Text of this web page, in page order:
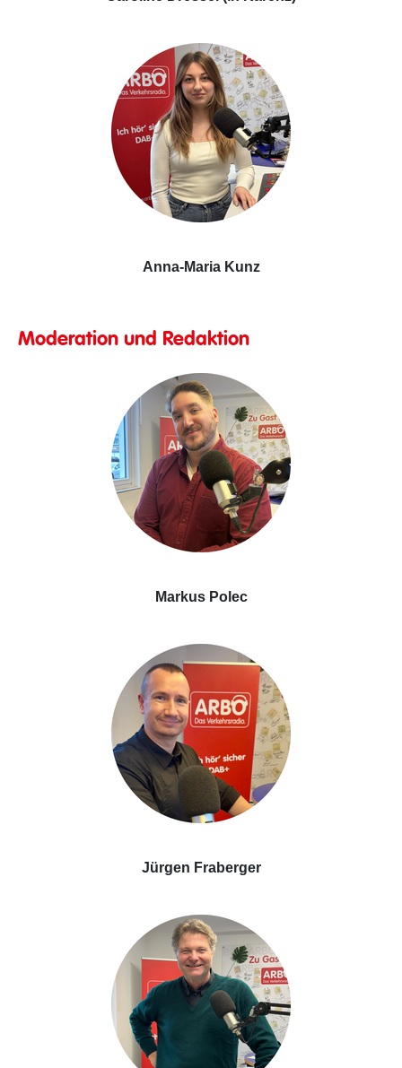
Anna-Maria Kunz
Moderation und Redaktion
Markus Polec
Jürgen Fraberger